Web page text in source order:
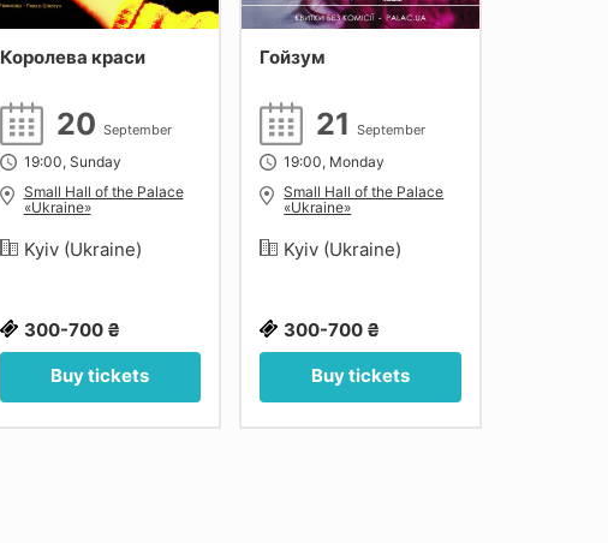
Королева краси
20 September
19:00, Sunday
Small Hall of the Palace
«Ukraine»
Kyiv (Ukraine)
300-700 ₴
Buy tickets
Гойзум
21September
19:00, Monday
Small Hall of the Palace
«Ukraine»
Kyiv (Ukraine)
300-700 ₴
Buy tickets